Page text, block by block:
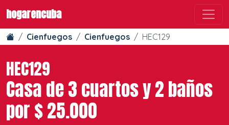
hogarencuba
Cienfuegos Cienfuegos HEC129
HEC129
Casa de 3 cuartos y 2 baños
por $ 25.000